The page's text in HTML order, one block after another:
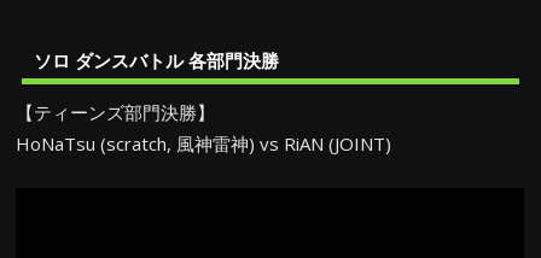
ソロ ダンスバトル 各部門決勝
【ティーンズ部門決勝】
HoNaTsu (scratch, 風神雷神) vs RiAN (JOINT)